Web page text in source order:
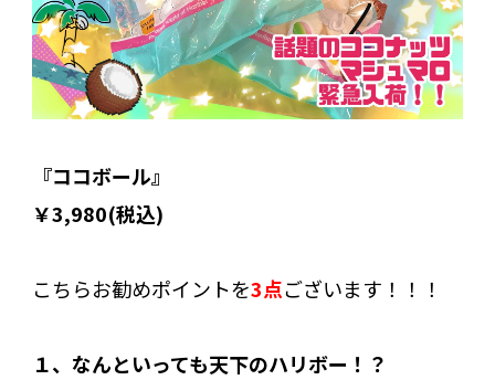
『ココボール』
￥3,980(税込)
こちらお勧めポイントを3点ございます！！！
１、なんといっても天下のハリボー！？